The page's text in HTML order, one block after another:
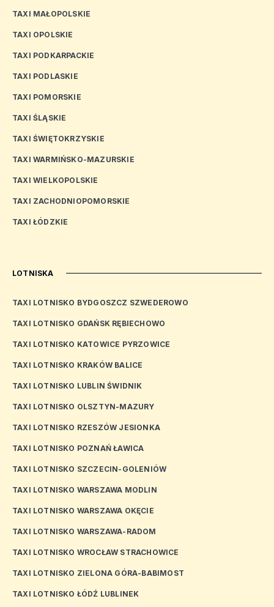
TAXI MAŁOPOLSKIE
TAXI OPOLSKIE
TAXI PODKARPACKIE
TAXI PODLASKIE
TAXI POMORSKIE
TAXI ŚLĄSKIE
TAXI ŚWIĘTOKRZYSKIE
TAXI WARMIŃSKO-MAZURSKIE
TAXI WIELKOPOLSKIE
TAXI ZACHODNIOPOMORSKIE
TAXI ŁÓDZKIE
LOTNISKA
TAXI LOTNISKO BYDGOSZCZ SZWEDEROWO
TAXI LOTNISKO GDAŃSK RĘBIECHOWO
TAXI LOTNISKO KATOWICE PYRZOWICE
TAXI LOTNISKO KRAKÓW BALICE
TAXI LOTNISKO LUBLIN ŚWIDNIK
TAXI LOTNISKO OLSZTYN-MAZURY
TAXI LOTNISKO RZESZÓW JESIONKA
TAXI LOTNISKO POZNAŃ ŁAWICA
TAXI LOTNISKO SZCZECIN-GOLENIÓW
TAXI LOTNISKO WARSZAWA MODLIN
TAXI LOTNISKO WARSZAWA OKĘCIE
TAXI LOTNISKO WARSZAWA-RADOM
TAXI LOTNISKO WROCŁAW STRACHOWICE
TAXI LOTNISKO ZIELONA GÓRA-BABIMOST
TAXI LOTNISKO ŁÓDŹ LUBLINEK